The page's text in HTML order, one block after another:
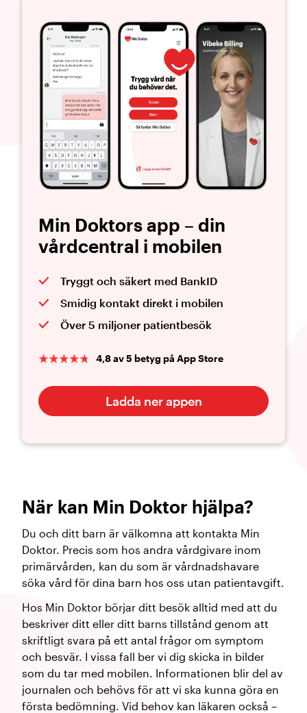
Min Doktors app – din
vårdcentral i mobilen
Tryggt och säkert med BankID
Smidig kontakt direkt i mobilen
Över 5 miljoner patientbesök
4,8 av 5 betyg på App Store
Ladda ner appen
När kan Min Doktor hjälpa?
Du och ditt barn är välkomna att kontakta Min
Doktor. Precis som hos andra vårdgivare inom
primärvården, kan du som är vårdnadshavare
söka vård för dina barn hos oss utan patientavgift.
Hos Min Doktor börjar ditt besök alltid med att du
beskriver ditt eller ditt barns tillstånd genom att
skriftligt svara på ett antal frågor om symptom
och besvär. I vissa fall ber vi dig skicka in bilder
som du tar med mobilen. Informationen blir del av
journalen och behövs för att vi ska kunna göra en
första bedömning. Vid behov kan läkaren också –